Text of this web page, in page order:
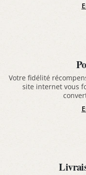
Votre fidélité
site internet vous